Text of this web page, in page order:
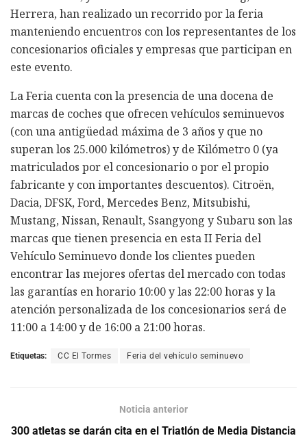
Herrera, han realizado un recorrido por la feria
manteniendo encuentros con los representantes de los
concesionarios oficiales y empresas que participan en
este evento.
La Feria cuenta con la presencia de una docena de
marcas de coches que ofrecen vehículos seminuevos
(con una antigüedad máxima de 3 años y que no
superan los 25.000 kilómetros) y de Kilómetro 0 (ya
matriculados por el concesionario o por el propio
fabricante y con importantes descuentos). Citroën,
Dacia, DFSK, Ford, Mercedes Benz, Mitsubishi,
Mustang, Nissan, Renault, Ssangyong y Subaru son las
marcas que tienen presencia en esta II Feria del
Vehículo Seminuevo donde los clientes pueden
encontrar las mejores ofertas del mercado con todas
las garantías en horario 10:00 y las 22:00 horas y la
atención personalizada de los concesionarios será de
11:00 a 14:00 y de 16:00 a 21:00 horas.
Etiquetas: CC El Tormes Feria del vehículo seminuevo
Noticia anterior
300 atletas se darán cita en el Triatlón de Media Distancia